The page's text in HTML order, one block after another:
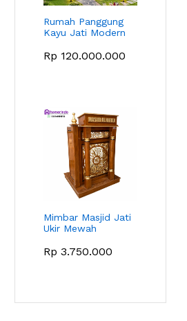
Rumah Panggung
Kayu Jati Modern
Rp 120.000.000
Mimbar Masjid Jati
Ukir Mewah
Rp 3.750.000